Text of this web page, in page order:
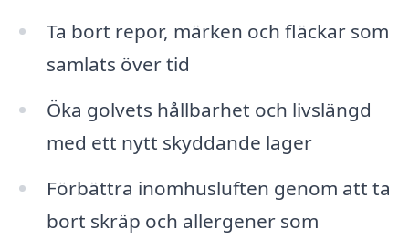
Ta bort repor, märken och fläckar som
samlats över tid
Öka golvets hållbarhet och livslängd
med ett nytt skyddande lager
Förbättra inomhusluften genom att ta
bort skräp och allergener som